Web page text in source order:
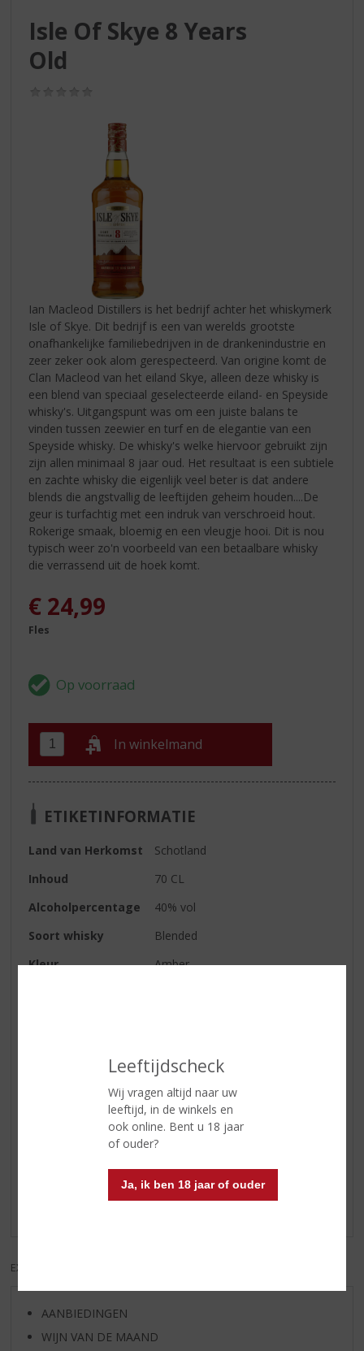
Leeftijdscheck
Wij vragen altijd naar uw
leeftijd, in de winkels en
ook online. Bent u 18 jaar
of ouder?
Ja, ik ben 18 jaar of ouder
Isle Of Skye 8 Years
Old
Ian Macleod Distillers is het bedrijf achter het whiskymerk
Isle of Skye. Dit bedrijf is een van werelds grootste
onafhankelijke familiebedrijven in de drankenindustrie en
zeer zeker ook alom gerespecteerd. Van origine komt de
Clan Macleod van het eiland Skye, alleen deze whisky is
een blend van speciaal geselecteerde eiland- en Speyside
whisky's. Uitgangspunt was om een juiste balans te
vinden tussen zeewier en turf en de elegantie van een
Speyside whisky. De whisky's welke hiervoor gebruikt zijn
zijn allen minimaal 8 jaar oud. Het resultaat is een subtiele
en zachte whisky die eigenlijk veel beter is dat andere
blends die angstvallig de leeftijden geheim houden....De
geur is turfachtig met een indruk van verschroeid hout.
Rokerige smaak, bloemig en een vleugje hooi. Dit is nou
typisch weer zo'n voorbeeld van een betaalbare whisky
die verrassend uit de hoek komt.
€ 24,99
Fles
In winkelmand
ETIKETINFORMATIE
Land van Herkomst
Schotland
Inhoud
70 CL
Alcoholpercentage
40% vol
Soort whisky
Blended
Kleur
Amber
Lange ziltige afdronk met iets
Reviews
Schrijf een review
EXCL. BTW
AANBIEDINGEN
WIJN VAN DE MAAND